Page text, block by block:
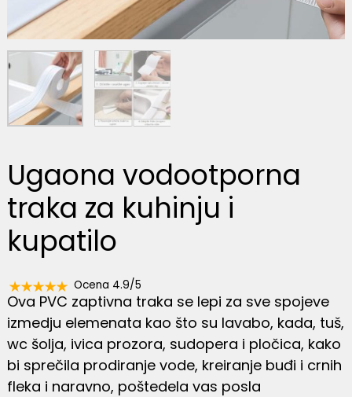
Ugaona vodootporna
traka za kuhinju i
kupatilo
Ocena 4.9/5
Ova PVC zaptivna traka se lepi za sve spojeve
izmedju elemenata kao što su lavabo, kada, tuš,
wc šolja, ivica prozora, sudopera i pločica, kako
bi sprečila prodiranje vode, kreiranje buđi i crnih
fleka i naravno, poštedela vas posla